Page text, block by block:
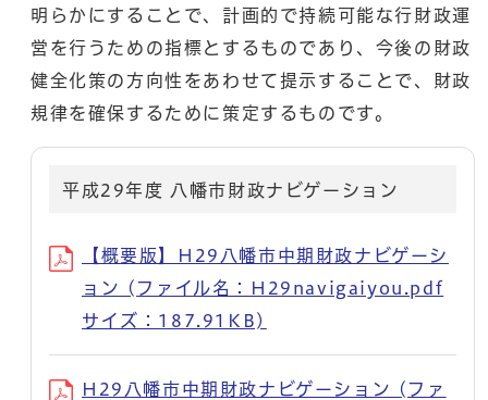
明らかにすることで、計画的で持続可能な行財政運
営を行うための指標とするものであり、今後の財政
健全化策の方向性をあわせて提示することで、財政
規律を確保するために策定するものです。
平成29年度 八幡市財政ナビゲーション
【概要版】H29八幡市中期財政ナビゲーシ
ョン (ファイル名：H29navigaiyou.pdf
サイズ：187.91KB)
H29八幡市中期財政ナビゲーション (ファ